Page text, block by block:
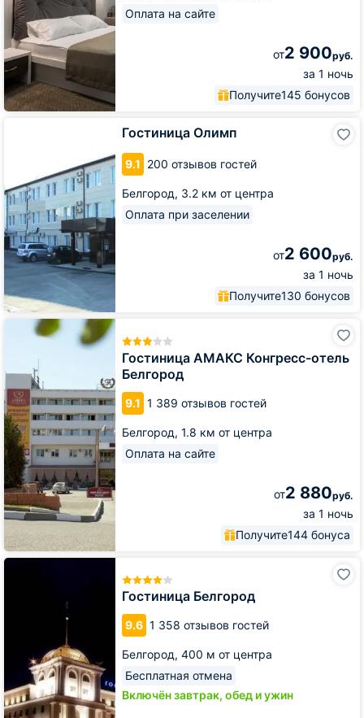
Оплата на сайте
от2 900руб.
за 1 ночь
Получите145 бонусов
Гостиница Олимп
9.1 200 отзывов гостей
Белгород, 3.2 км от центра
Оплата при заселении
от2 600руб.
за 1 ночь
Получите130 бонусов
Гостиница АМАКС Конгресс-отель
Белгород
9.1 1 389 отзывов гостей
Белгород, 1.8 км от центра
Оплата на сайте
от2 880руб.
за 1 ночь
Получите144 бонуса
Гостиница
АМАКС
отель
Белгород
Гостиница Белгород
9.6 1 358 отзывов гостей
Белгород, 400 м от центра
Бесплатная отмена
Включён завтрак, обед и ужин
Гостиница